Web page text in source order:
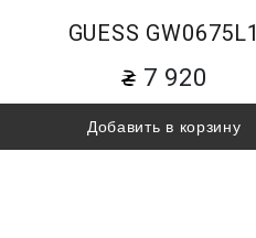
GUESS GW0675L1
7 920
Добавить в корзину